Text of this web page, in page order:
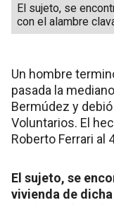
El sujeto, se
con el alambre
Un hombre
pasada la
Bermúdez y
Voluntarios. El
Roberto Ferrari al
El sujeto, se
vivienda de